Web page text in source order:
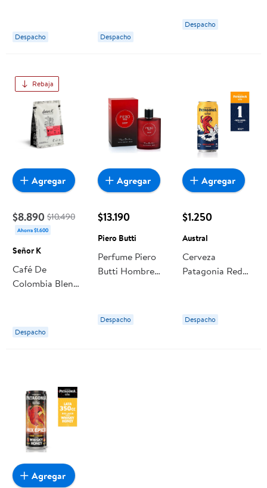
Despacho Despacho
Despacho
Rebaja
$8.890 $10.490
Ahorra $1.600
Señor K
Café De
Colombia Blend
Despacho
Agregar
$13.190
Piero Butti
Perfume Piero
Butti Hombre
Despacho
Agregar
$1.250
Austral
Cerveza
Patagonia Red
Despacho
Agregar
Agregar